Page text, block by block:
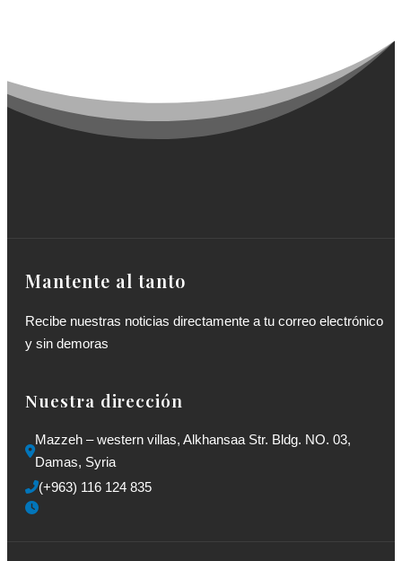
Mantente al tanto
Recibe nuestras noticias directamente a tu correo electrónico
y sin demoras
Nuestra dirección
Mazzeh – western villas, Alkhansaa Str. Bldg. NO. 03,
Damas, Syria
(+963) 116 124 835